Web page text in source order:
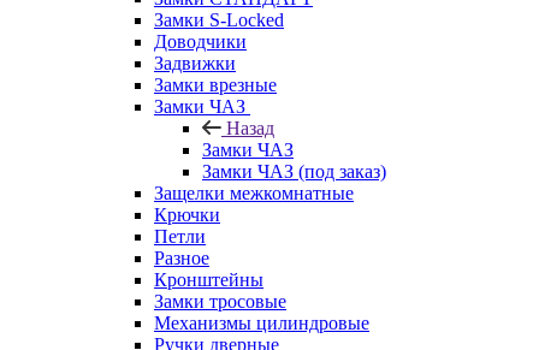
Замки S-Locked
Доводчики
Задвижки
Замки врезные
Замки ЧАЗ
Назад
Замки ЧАЗ
Замки ЧАЗ (под заказ)
Защелки межкомнатные
Крючки
Петли
Разное
Кронштейны
Замки тросовые
Механизмы цилиндровые
Ручки дверные